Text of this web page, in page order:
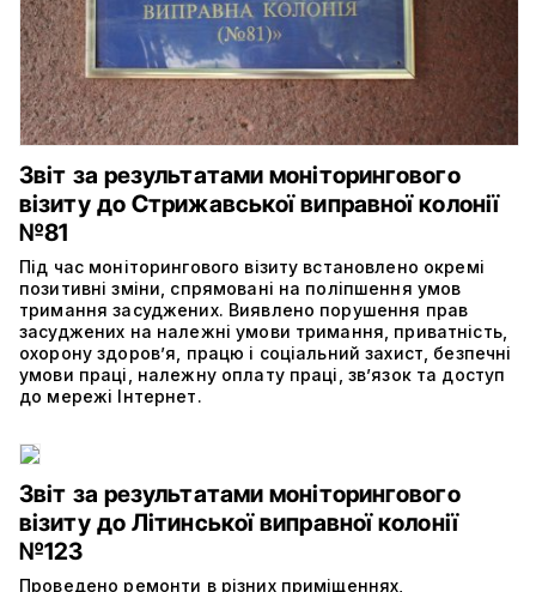
Звіт за результатами моніторингового
візиту до Стрижавської виправної колонії
№81
Під час моніторингового візиту встановлено окремі
позитивні зміни, спрямовані на поліпшення умов
тримання засуджених. Виявлено порушення прав
засуджених на належні умови тримання, приватність,
охорону здоров’я, працю і соціальний захист, безпечні
умови праці, належну оплату праці, зв’язок та доступ
до мережі Інтернет.
Звіт за результатами моніторингового
візиту до Літинської виправної колонії
№123
Проведено ремонти в різних приміщеннях,